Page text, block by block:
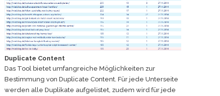
Duplicate Content
Das Tool bietet umfangreiche Möglichkeiten zur
Bestimmung von Duplicate Content. Für jede Unterseite
werden alle Duplikate aufgelistet, zudem wird für jede